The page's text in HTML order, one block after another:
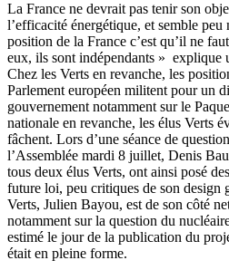
La France ne devrait pas tenir son
l’efficacité énergétique, et semble
position de la France c’est qu’il ne
eux, ils sont indépendants » explique
Chez les Verts en revanche, les
Parlement européen militent pour un
gouvernement notamment sur le
nationale en revanche, les élus Verts
fâchent. Lors d’une séance de
l’Assemblée mardi 8 juillet, Denis
tous deux élus Verts, ont ainsi posé
future loi, peu critiques de son design
Verts, Julien Bayou, est de son côté
notamment sur la question du
estimé le jour de la publication du
était en pleine forme.